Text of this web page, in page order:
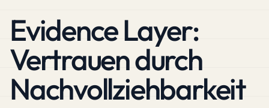
Evidence Layer:
Vertrauen durch
Nachvollziehbarkeit